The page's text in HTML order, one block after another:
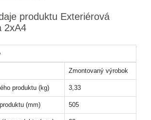
produktu Exteriérová
2xA4
Zmontovaný výrobok
produktu (kg) 3,33
(mm) 505